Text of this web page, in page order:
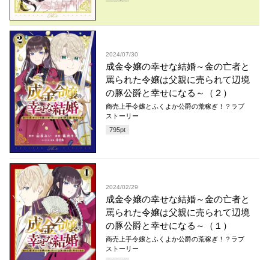
2024/07/30
成金令嬢の幸せな結婚～金の亡者と
罵られた令嬢は父親に売られて辺境
の豚公爵と幸せになる～（２）
商売上手令嬢とふくよか公爵の荒稼ぎ！？ラブ
ストーリー
795pt
2024/02/29
成金令嬢の幸せな結婚～金の亡者と
罵られた令嬢は父親に売られて辺境
の豚公爵と幸せになる～（１）
商売上手令嬢とふくよか公爵の荒稼ぎ！？ラブ
ストーリー